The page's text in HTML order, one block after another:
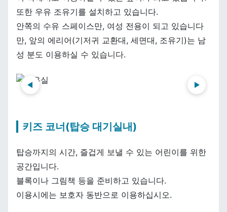
또한 우유 조유기를 설치하고 있습니다.
안쪽의 수유 스페이스만, 여성 전용이 되고 있습니다
만, 앞의 에리어(기저귀 교환대, 세면대, 조유기)는 남
성 분도 이용하실 수 있습니다.
前へ 次へ
키즈 코너(탑승 대기실내)
탑승까지의 시간, 즐겁게 보낼 수 있는 어린이를 위한
공간입니다.
블록이나 그림책 등을 준비하고 있습니다.
이용시에는 보호자 동반으로 이용하십시오.